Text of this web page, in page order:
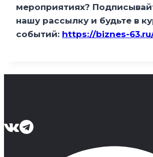
мероприятиях?
нашу рассылку и будьте в
событий: https://biznes-